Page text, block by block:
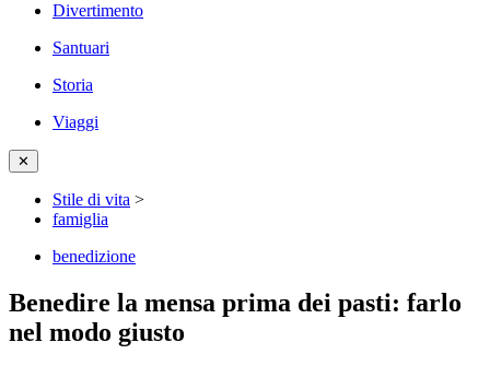
Divertimento
Santuari
Storia
Viaggi
✕
Stile di vita >
famiglia
benedizione
Benedire la mensa prima dei pasti: farlo
nel modo giusto